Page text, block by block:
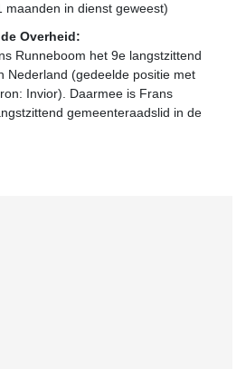
maanden in dienst geweest)
Overheid:
Runneboom het 9e langstzittend
Nederland (gedeelde positie met
Invior). Daarmee is Frans
gemeenteraadslid in de